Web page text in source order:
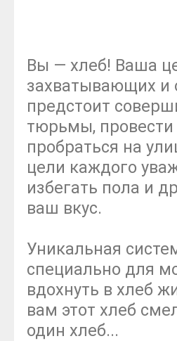
Вы — хлеб! Ваша
захватывающих и
предстоит
тюрьмы,
пробраться на
цели каждого
избегать пола и
ваш вкус.
Уникальная
специально для
вдохнуть в хлеб
вам этот хлеб
один хлеб...